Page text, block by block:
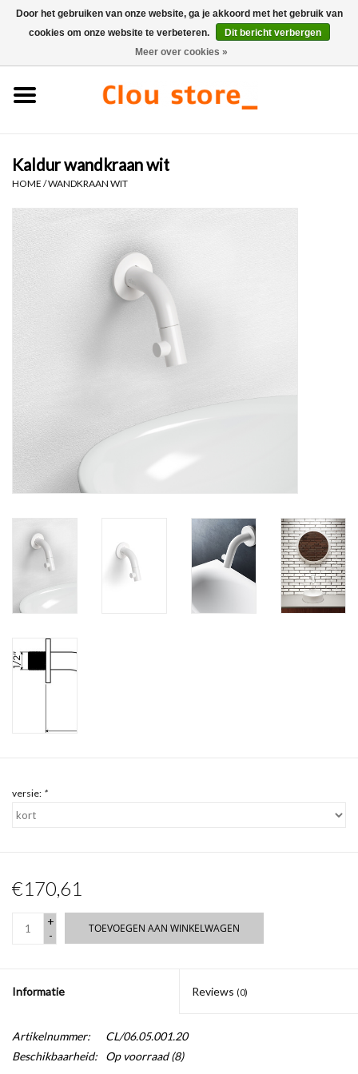
0 Artikelen - €0,00
Fonteinsets
Fonteinen
Toiletten
Spiegels
Badkamer accessoires
reserveonderdelen
Kaldur wandkraan wit
HOME /WANDKRAAN WIT
versie: *
€170,61
+
-
TOEVOEGEN AAN WINKELWAGEN
Informatie Reviews (0)
Artikelnummer:
CL/06.05.001.20
Beschikbaarheid:
Op voorraad(8)
Door het gebruiken van onze website, ga je akkoord met het gebruik van
cookies om onze website te verbeteren.
Dit bericht verbergen
Meer over cookies »